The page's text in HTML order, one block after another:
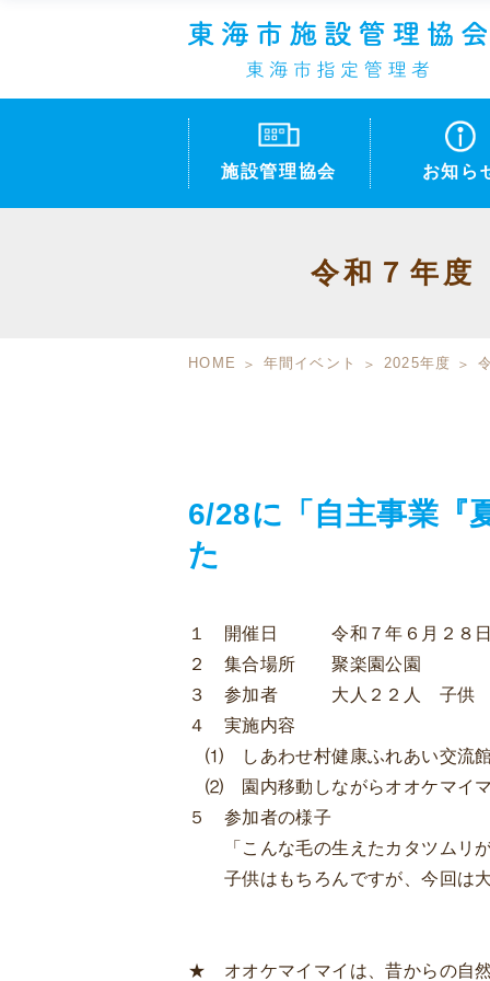
施設管理協会 お知ら
令和７年
HOME 年間イベント 2025年度
6/28に「自主事業『
た
１ 開催日 令和７年６月２８日
２ 集合場所 聚楽園公園
３ 参加者 大人２２人 子供
４ 実施内容
⑴ しあわせ村健康ふれあい交流館
⑵ 園内移動しながらオオケマイマ
５ 参加者の様子
「こんな毛の生えたカタツムリが
子供はもちろんですが、今回は大
★ オオケマイマイは、昔からの自然